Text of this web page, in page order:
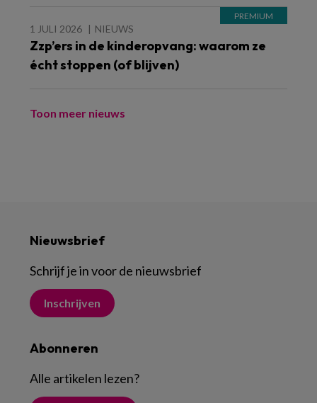
1 JULI 2026 NIEUWS
Zzp’ers in de kinderopvang: waarom ze
écht stoppen (of blijven)
Toon meer nieuws
Nieuwsbrief
Schrijf je in voor de nieuwsbrief
Inschrijven
Abonneren
Alle artikelen lezen?